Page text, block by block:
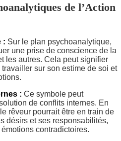
de l’Action
: Sur le plan psychoanalytique,
une prise de conscience de la
les autres. Cela peut signifier
sur son estime de soi et
: Ce symbole peut
de conflits internes. En
rêveur pourrait être en train de
désirs et ses responsabilités,
contradictoires.